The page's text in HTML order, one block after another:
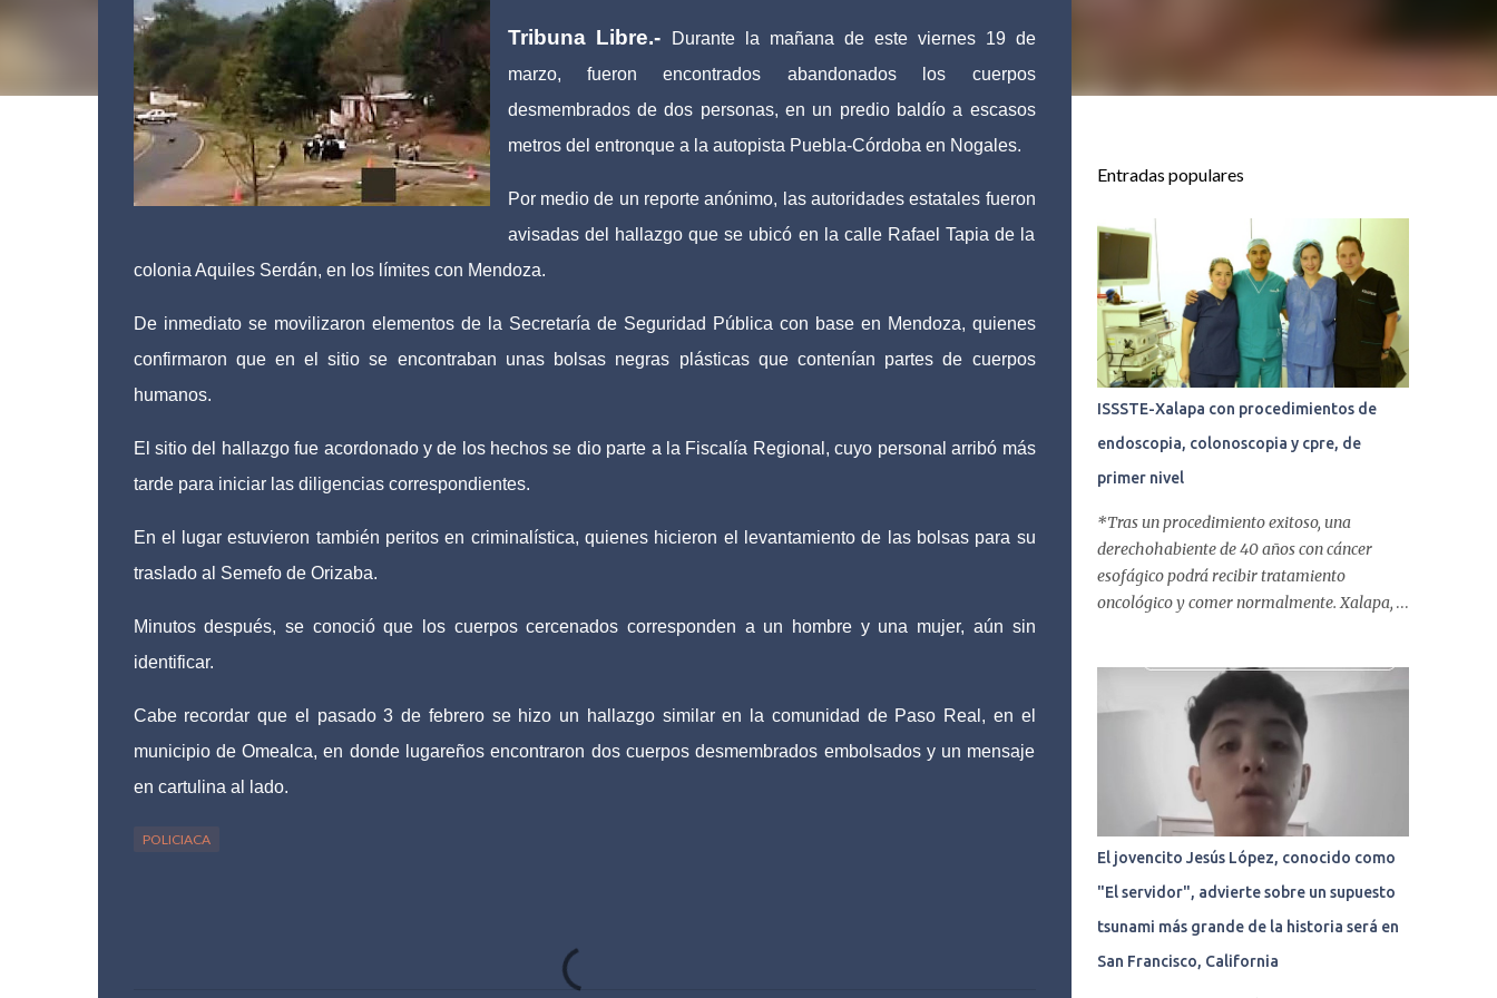
Tribuna Libre.-
Durante la mañana de este viernes 19 de
marzo, fueron encontrados abandonados los cuerpos
desmembrados de dos personas, en un predio baldío a escasos
metros del entronque a la autopista Puebla-Córdoba en Nogales.
Por medio de un reporte anónimo, las autoridades estatales fueron
avisadas del hallazgo que se ubicó en la calle Rafael Tapia de la
colonia Aquiles Serdán, en los límites con Mendoza.
De inmediato se movilizaron elementos de la Secretaría de Seguridad Pública con base en Mendoza, quienes
confirmaron que en el sitio se encontraban unas bolsas negras plásticas que contenían partes de cuerpos
humanos.
El sitio del hallazgo fue acordonado y de los hechos se dio parte a la Fiscalía Regional, cuyo personal arribó más
tarde para iniciar las diligencias correspondientes.
En el lugar estuvieron también peritos en criminalística, quienes hicieron el levantamiento de las bolsas para su
traslado al Semefo de Orizaba.
Minutos después, se conoció que los cuerpos cercenados corresponden a un hombre y una mujer, aún sin
identificar.
Cabe recordar que el pasado 3 de febrero se hizo un hallazgo similar en la comunidad de Paso Real, en el
municipio de Omealca, en donde lugareños encontraron dos cuerpos desmembrados embolsados y un mensaje
en cartulina al lado.
POLICIACA
Entradas populares
ISSSTE-Xalapa con procedimientos de
endoscopia, colonoscopia y cpre, de
primer nivel
*Tras un procedimiento exitoso, una
derechohabiente de 40 años con cáncer
esofágico podrá recibir tratamiento
oncológico y comer normalmente. Xalapa,
Libre.- La Clínica del ISSSTE de Xalapa es de
las únicas en el Estado que ha realizado más
de 2 mil procedimientos endoscópicos
anuales entre los que se incluyen
endoscopia, colonoscopia y
colangiopancreatografía retrógrada
endoscópica (CPRE), con equipo de alta
tecnología de videoendoscopia gástrica y
con especialistas certificados. Además se
cuenta con endoscopios de última tecnología
que permiten diagnósticos con mayor
certeza y sin dolor para el paciente, a través
El jovencito Jesús López, conocido como
"El servidor", advierte sobre un supuesto
tsunami más grande de la historia será en
San Francisco, California